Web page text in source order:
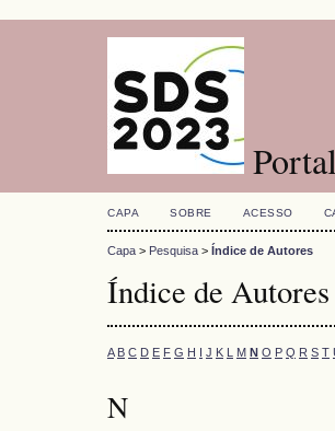
CAPA SOBRE ACESSO
Capa > Pesquisa > Índice de Autores
Índice de Autores
A B C D E F G H I J K L M N O P Q R S T
N